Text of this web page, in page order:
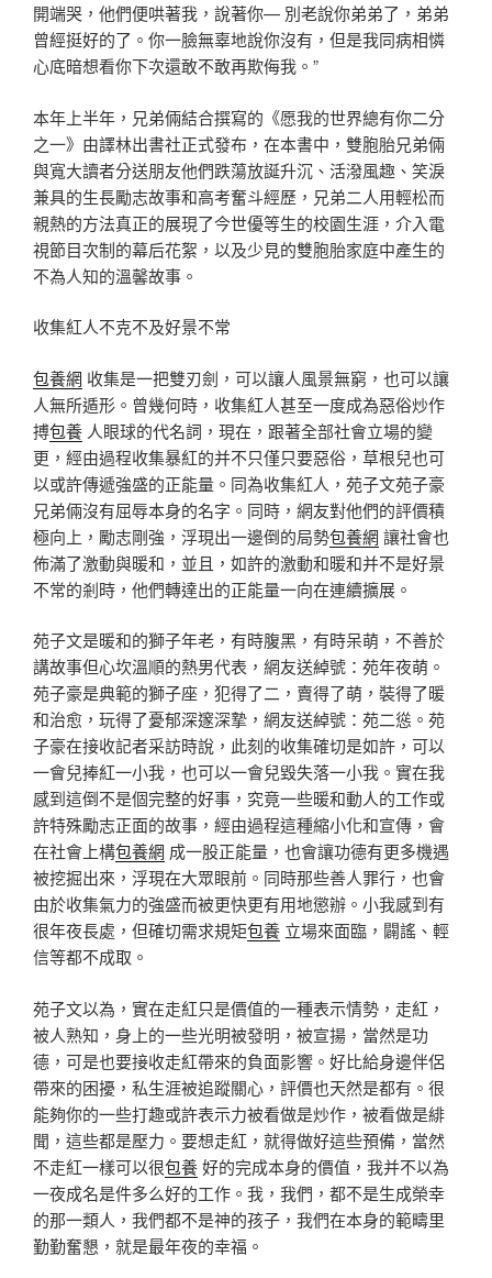
開端哭，他們便哄著我，說著你— 別老說你弟弟了，弟弟
曾經挺好的了。你一臉無辜地說你沒有，但是我同病相憐
心底暗想看你下次還敢不敢再欺侮我。”
本年上半年，兄弟倆結合撰寫的《愿我的世界總有你二分
之一》由譯林出書社正式發布，在本書中，雙胞胎兄弟倆
與寬大讀者分送朋友他們跌蕩放誕升沉、活潑風趣、笑淚
兼具的生長勵志故事和高考奮斗經歷，兄弟二人用輕松而
親熱的方法真正的展現了今世優等生的校園生涯，介入電
視節目次制的幕后花絮，以及少見的雙胞胎家庭中產生的
不為人知的溫馨故事。
收集紅人不克不及好景不常
包養網 收集是一把雙刃劍，可以讓人風景無窮，也可以讓
人無所遁形。曾幾何時，收集紅人甚至一度成為惡俗炒作
搏包養 人眼球的代名詞，現在，跟著全部社會立場的變
更，經由過程收集暴紅的并不只僅只要惡俗，草根兒也可
以或許傳遞強盛的正能量。同為收集紅人，苑子文苑子豪
兄弟倆沒有屈辱本身的名字。同時，網友對他們的評價積
極向上，勵志剛強，浮現出一邊倒的局勢包養網 讓社會也
佈滿了激動與暖和，並且，如許的激動和暖和并不是好景
不常的剎時，他們轉達出的正能量一向在連續擴展。
苑子文是暖和的獅子年老，有時腹黑，有時呆萌，不善於
講故事但心坎溫順的熱男代表，網友送綽號：苑年夜萌。
苑子豪是典範的獅子座，犯得了二，賣得了萌，裝得了暖
和治愈，玩得了憂郁深邃深摯，網友送綽號：苑二慫。苑
子豪在接收記者采訪時說，此刻的收集確切是如許，可以
一會兒捧紅一小我，也可以一會兒毀失落一小我。實在我
感到這倒不是個完整的好事，究竟一些暖和動人的工作或
許特殊勵志正面的故事，經由過程這種縮小化和宣傳，會
在社會上構包養網 成一股正能量，也會讓功德有更多機遇
被挖掘出來，浮現在大眾眼前。同時那些善人罪行，也會
由於收集氣力的強盛而被更快更有用地懲辦。小我感到有
很年夜長處，但確切需求規矩包養 立場來面臨，闢謠、輕
信等都不成取。
苑子文以為，實在走紅只是價值的一種表示情勢，走紅，
被人熟知，身上的一些光明被發明，被宣揚，當然是功
德，可是也要接收走紅帶來的負面影響。好比給身邊伴侶
帶來的困擾，私生涯被追蹤關心，評價也天然是都有。很
能夠你的一些打趣或許表示力被看做是炒作，被看做是緋
聞，這些都是壓力。要想走紅，就得做好這些預備，當然
不走紅一樣可以很包養好的完成本身的價值，我并不以為
一夜成名是件多么好的工作。我，我們，都不是生成榮幸
的那一類人，我們都不是神的孩子，我們在本身的範疇里
勤勤奮懇，就是最年夜的幸福。